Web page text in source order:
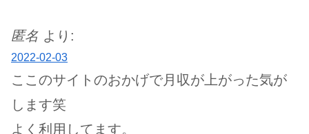
匿名 より:
2022-02-03
ここのサイトのおかげで月収が上がった気が
します笑
よく利用してます。